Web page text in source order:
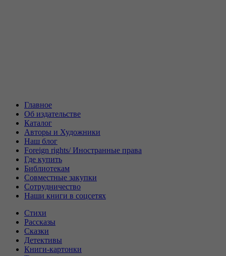
Главное
Об издательстве
Каталог
Авторы и Художники
Наш блог
Foreign rights/ Иностранные права
Где купить
Библиотекам
Совместные закупки
Сотрудничество
Наши книги в соцсетях
Стихи
Рассказы
Сказки
Детективы
Книги-картонки